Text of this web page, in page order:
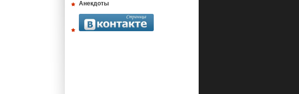
Анекдоты